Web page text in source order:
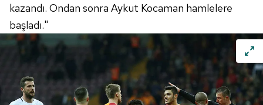
kazandı. Ondan sonra Aykut Kocaman hamlelere
başladı."